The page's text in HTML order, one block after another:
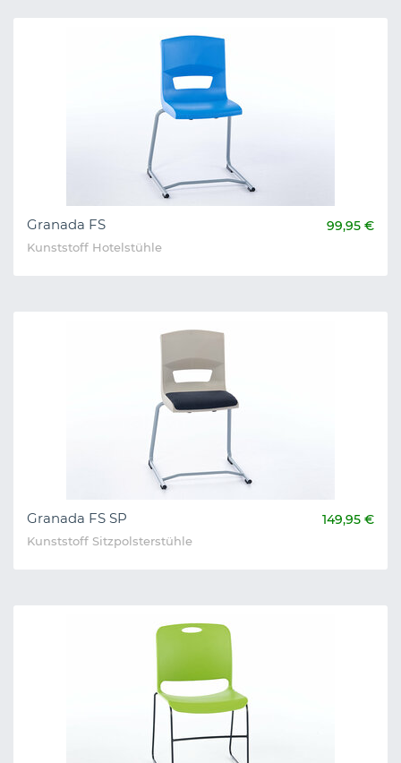
Granada FS 99,95 €
Kunststoff Hotelstühle
Granada FS SP 149,95 €
Kunststoff Sitzpolsterstühle